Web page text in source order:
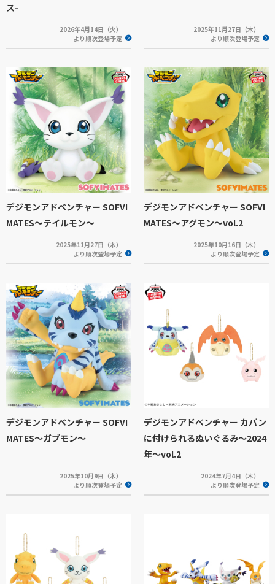
ス-
2026年4月14日（火）
より順次登場予定
2025年11月27日（木）
より順次登場予定
デジモンアドベンチャー SOFVI
MATES～テイルモン～
2025年11月27日（木）
より順次登場予定
デジモンアドベンチャー SOFVI
MATES～アグモン～vol.2
2025年10月16日（木）
より順次登場予定
デジモンアドベンチャー SOFVI
MATES～ガブモン～
2025年10月9日（木）
より順次登場予定
デジモンアドベンチャー カバン
に付けられるぬいぐるみ～2024
年～vol.2
2024年7月4日（木）
より順次登場予定